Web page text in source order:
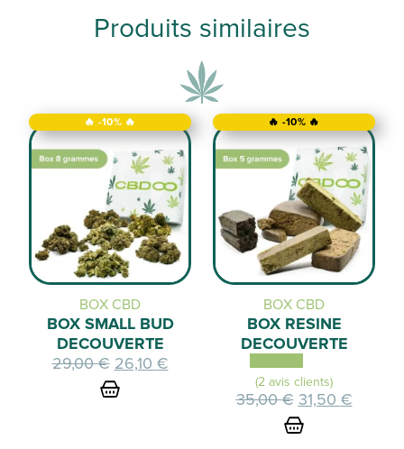
Produits similaires
🔥 -10% 🔥
BOX CBD
BOX SMALL BUD
DECOUVERTE
29,00€ Le
prix
initial
26,10 €Le
🔥 -10% 🔥
BOX CBD
BOX RESINE
DECOUVERTE
(2 avis clients)
35,00€ Le
prix
initial
31,50 €Le